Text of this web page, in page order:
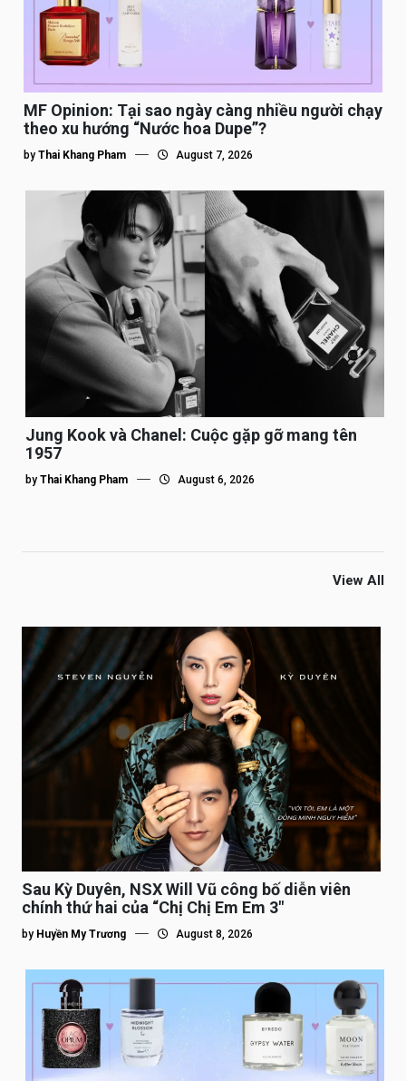
MF Opinion: Tại sao ngày càng nhiều người chạy
theo xu hướng “Nước hoa Dupe”?
by Thai Khang Pham August 7, 2026
Jung Kook và Chanel: Cuộc gặp gỡ mang tên
1957
by Thai Khang Pham August 6, 2026
View All
Sau Kỳ Duyên, NSX Will Vũ công bố diễn viên
chính thứ hai của “Chị Chị Em Em 3″
by Huyền My Trương August 8, 2026